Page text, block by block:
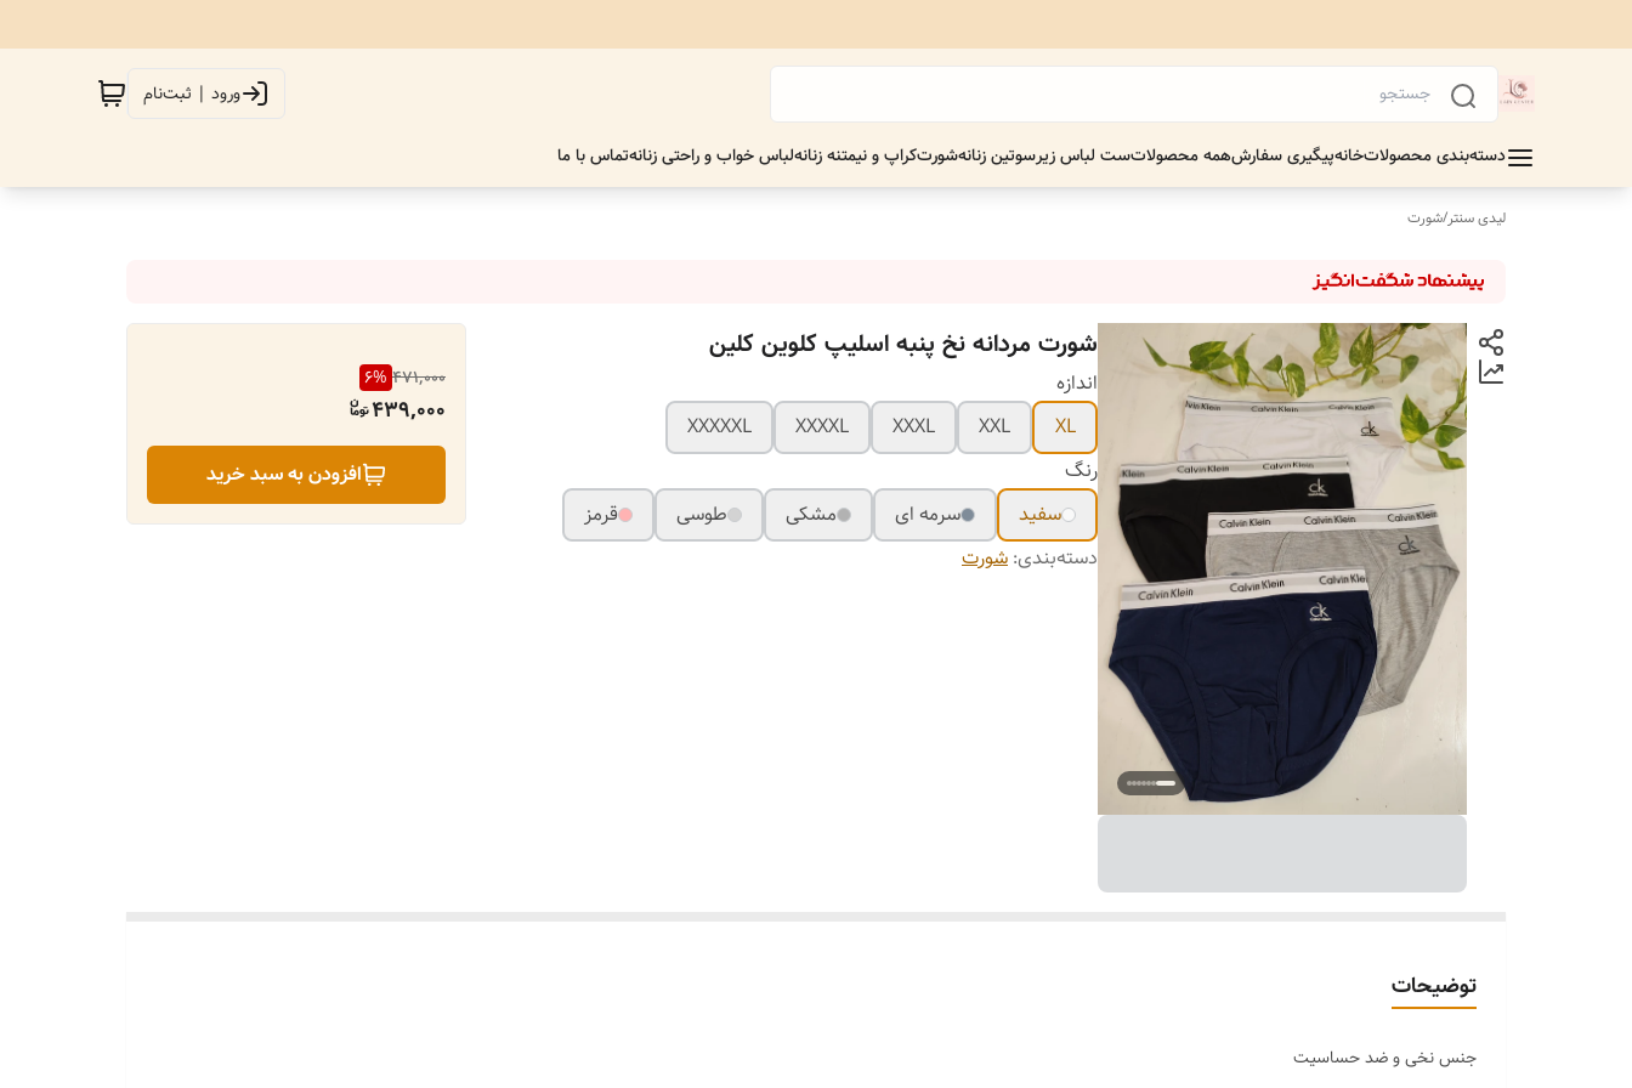
ورود | ثبت‌نام
دسته‌بندی محصولاتخانهپیگیری سفارشهمه محصولاتست لباس زیرسوتین زنانهشورتکراپ و نیمتنه زنانهلباس خواب و راحتی زنانهتماس با ما
لیدی سنتر/شورت
شورت مردانه نخ پنبه اسلیپ کلوین کلین
اندازه
XL
XXL
XXXL
XXXXL
XXXXXL
رنگ
سفید
سرمه ای مشکی طوسی
قرمز
دسته‌بندی: شورت
471,000
6%
439,000
افزودن به سبد خرید
توضیحات
جنس نخی و ضد حساسیت